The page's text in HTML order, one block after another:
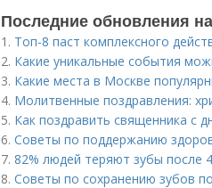
Последние обновления
1. Топ-8 паст комплексного
2. Какие уникальные события
3. Какие места в Москве
4. Молитвенные поздравления:
5. Как поздравить священника с
6. Советы по поддержанию
7. 82% людей теряют зубы после
8. Советы по сохранению зубов